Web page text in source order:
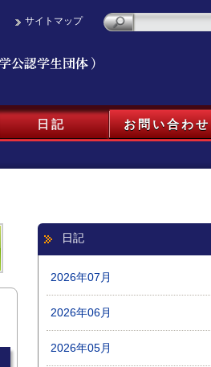
サイトマップ
日記 お問い合わせ
日記
2026年07月
2026年06月
2026年05月